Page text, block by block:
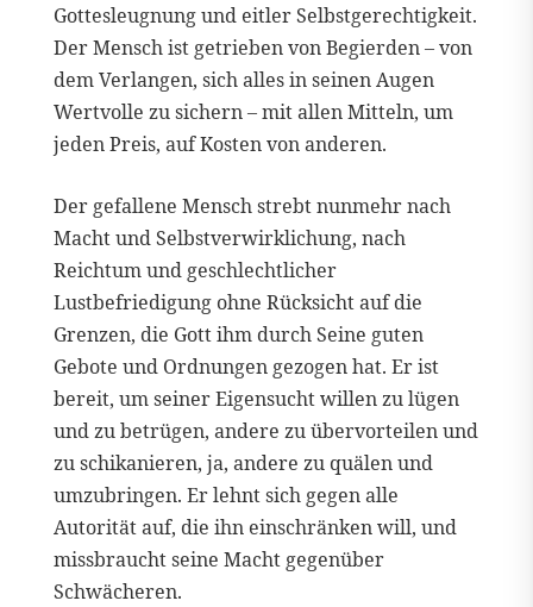
Gottesleugnung und eitler Selbstgerechtigkeit.
Der Mensch ist getrieben von Begierden – von
dem Verlangen, sich alles in seinen Augen
Wertvolle zu sichern – mit allen Mitteln, um
jeden Preis, auf Kosten von anderen.
Der gefallene Mensch strebt nunmehr nach
Macht und Selbstverwirklichung, nach
Reichtum und geschlechtlicher
Lustbefriedigung ohne Rücksicht auf die
Grenzen, die Gott ihm durch Seine guten
Gebote und Ordnungen gezogen hat. Er ist
bereit, um seiner Eigensucht willen zu lügen
und zu betrügen, andere zu übervorteilen und
zu schikanieren, ja, andere zu quälen und
umzubringen. Er lehnt sich gegen alle
Autorität auf, die ihn einschränken will, und
missbraucht seine Macht gegenüber
Schwächeren.